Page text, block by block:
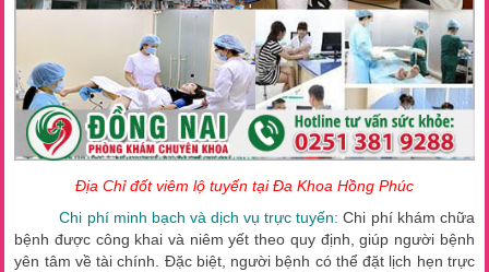
Địa Chỉ đốt viêm lộ tuyến tại Đa Khoa Hồng Phúc
Chi phí minh bạch và dịch vụ trực tuyến: Chi phí khám chữa
bệnh được công khai và niêm yết theo quy định, giúp người bệnh
yên tâm về tài chính. Đặc biệt, người bệnh có thể đặt lịch hẹn trực